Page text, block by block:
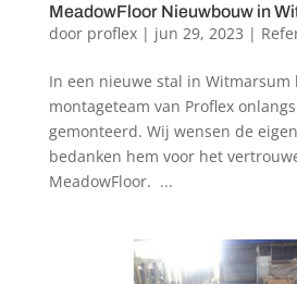
MeadowFloor Nieuwbouw in
door proflex| jun 29, 2023 |
In een nieuwe stal in Witmarsum
montageteam van Proflex
gemonteerd. Wij wensen de
bedanken hem voor het
MeadowFloor. ...